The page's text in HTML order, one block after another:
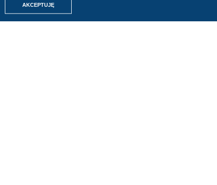
Last Minute
All Inclusive
AKCEPTUJĘ